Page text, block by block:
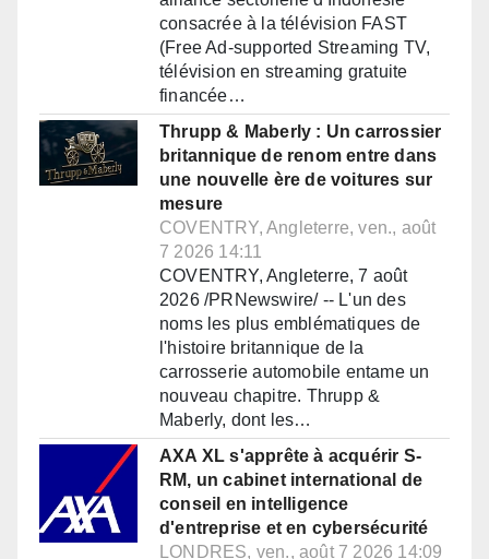
consacrée à la télévision FAST
(Free Ad-supported Streaming TV,
télévision en streaming gratuite
financée…
Thrupp & Maberly : Un carrossier
britannique de renom entre dans
une nouvelle ère de voitures sur
mesure
COVENTRY, Angleterre, ven., août
7 2026 14:11
COVENTRY, Angleterre, 7 août
2026 /PRNewswire/ -- L'un des
noms les plus emblématiques de
l'histoire britannique de la
carrosserie automobile entame un
nouveau chapitre. Thrupp &
Maberly, dont les…
AXA XL s'apprête à acquérir S-
RM, un cabinet international de
conseil en intelligence
d'entreprise et en cybersécurité
LONDRES, ven., août 7 2026 14:09